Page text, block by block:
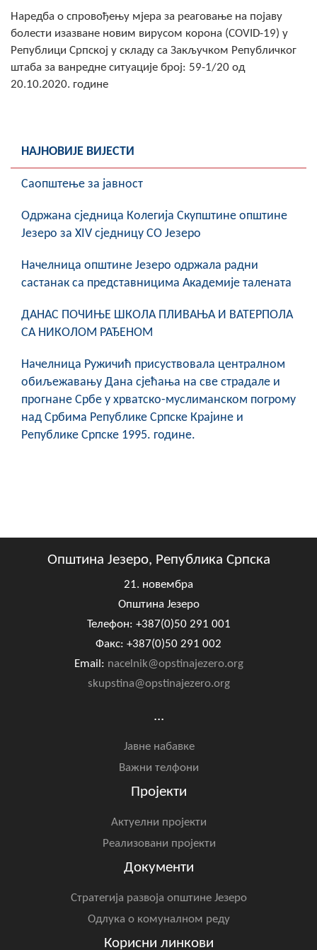
Наредба о спровођењу мјера за реаговање на појаву
болести изазване новим вирусом корона (COVID-19) у
Републици Српској у складу са Закључком Републичког
штаба за ванредне ситуације број: 59-1/20 од
20.10.2020. године
НАЈНОВИЈЕ ВИЈЕСТИ
Саопштење за јавност
Oдржана сједница Колегија Скупштине општине
Језеро за XIV сједницу СО Језеро
Начелница општине Језеро одржала радни
састанак са представницима Академије талената
ДАНАС ПОЧИЊЕ ШКОЛА ПЛИВАЊА И ВАТЕРПОЛА
СА НИКОЛОМ РАЂЕНОМ
Начелница Ружичић присуствовала централном
обиљежавању Дана сјећања на све страдале и
прогнане Србе у хрватско-муслиманском погрому
над Србима Републике Српске Крајине и
Републике Српске 1995. године.
Општина Језеро, Република Српска
21. новембра
Општина Језеро
Телефон: +387(0)50 291 001
Факс: +387(0)50 291 002
Email: nacelnik@opstinajezero.org
skupstina@opstinajezero.org
...
Јавне набавке
Важни телфони
Пројекти
Актуелни пројекти
Реализовани пројекти
Документи
Стратегија развоја општине Језеро
Одлука о комуналном реду
Корисни линкови